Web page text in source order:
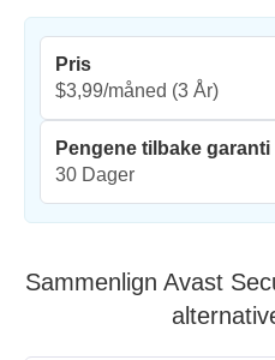
Pris
$3,99/måned (3 År)
Pengene tilbake garanti
30 Dager
Sammenlign Avast